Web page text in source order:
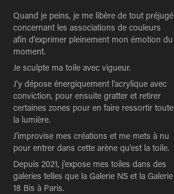
Quand je peins, je me libère de tout préjugé
concernant les associations de couleurs
afin d'exprimer pleinement mon émotion du
moment.
Je sculpte ma toile avec vigueur.
J'y dépose énergiquement l'acrylique avec
conviction, pour ensuite gratter et retirer
certaines zones pour en faire ressortir toute
la lumière.
J'improvise mes créations et me mets à nu
pour entrer dans cette arène qu'est la toile.
Depuis 2021, j'expose mes toiles dans des
galeries telles que la Galerie NS et la Galerie
18 Bis à Paris.